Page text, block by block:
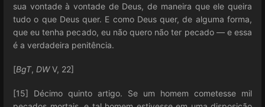
sua vontade à vontade de Deus, de maneira que ele queira
tudo o que Deus quer. E como Deus quer, de alguma forma,
que eu tenha pecado, eu não quero não ter pecado — e essa
é a verdadeira penitência.
[BgT, DWV, 22]
[15] Décimo quinto artigo. Se um homem cometesse mil